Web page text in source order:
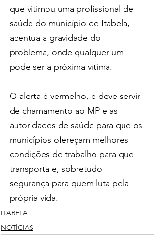
que vitimou uma profissional de
saúde do município de Itabela,
acentua a gravidade do
problema, onde qualquer um
pode ser a próxima vítima.
O alerta é vermelho, e deve servir
de chamamento ao MP e as
autoridades de saúde para que os
municípios ofereçam melhores
condições de trabalho para que
transporta e, sobretudo
segurança para quem luta pela
própria vida.
ITABELA
NOTÍCIAS